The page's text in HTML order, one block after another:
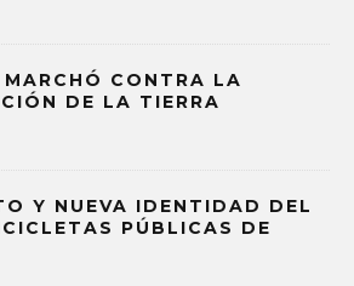
CONTRA LA
DE LA TIERRA
Y NUEVA IDENTIDAD DEL
PÚBLICAS DE